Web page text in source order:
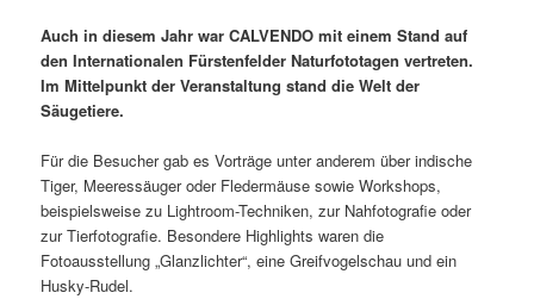
Auch in diesem Jahr war CALVENDO mit einem Stand auf
den Internationalen Fürstenfelder Naturfototagen vertreten.
Im Mittelpunkt der Veranstaltung stand die Welt der
Säugetiere.
Für die Besucher gab es Vorträge unter anderem über indische
Tiger, Meeressäuger oder Fledermäuse sowie Workshops,
beispielsweise zu Lightroom-Techniken, zur Nahfotografie oder
zur Tierfotografie. Besondere Highlights waren die
Fotoausstellung „Glanzlichter“, eine Greifvogelschau und ein
Husky-Rudel.